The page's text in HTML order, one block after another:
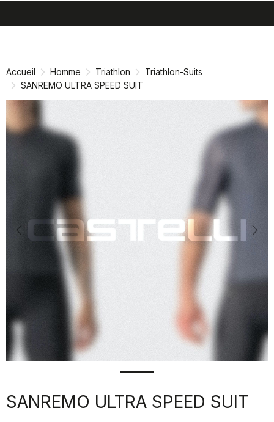
directement
navigation
directement
Accueil Homme Triathlon
Triathlon-Suits
SANREMO ULTRA SPEED SUIT
Previous
SANREMO ULTRA SPEED SUIT